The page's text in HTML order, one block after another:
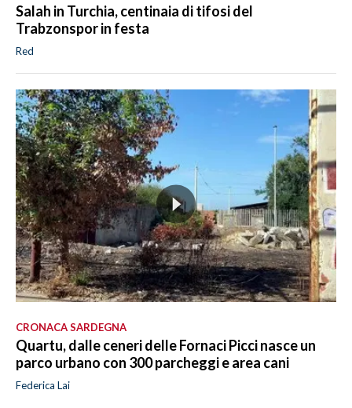
Salah in Turchia, centinaia di tifosi del
Trabzonspor in festa
Red
CRONACA SARDEGNA
Quartu, dalle ceneri delle Fornaci Picci nasce un
parco urbano con 300 parcheggi e area cani
Federica Lai